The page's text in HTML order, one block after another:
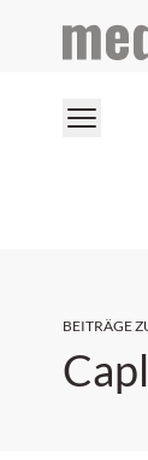
medonline
BEITRÄGE